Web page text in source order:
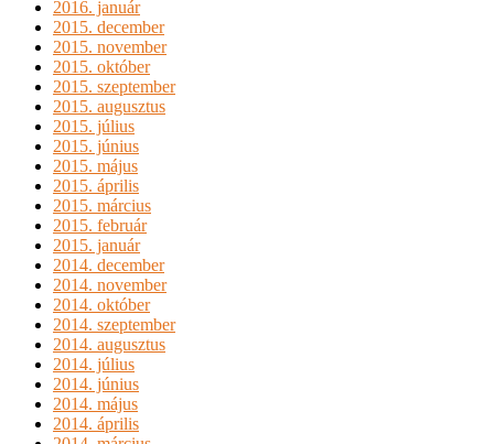
2016. január
2015. december
2015. november
2015. október
2015. szeptember
2015. augusztus
2015. július
2015. június
2015. május
2015. április
2015. március
2015. február
2015. január
2014. december
2014. november
2014. október
2014. szeptember
2014. augusztus
2014. július
2014. június
2014. május
2014. április